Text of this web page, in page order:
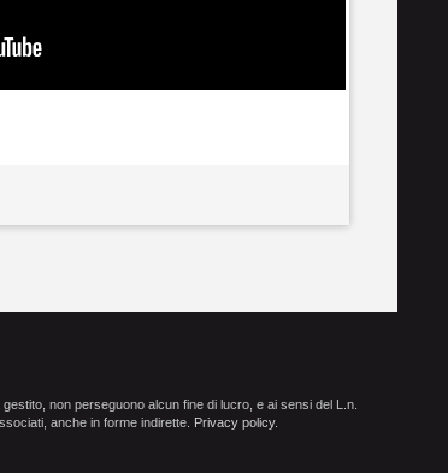
non perseguono alcun fine di lucro, e ai sensi del L.n.
anche in forme indirette. Privacy policy.